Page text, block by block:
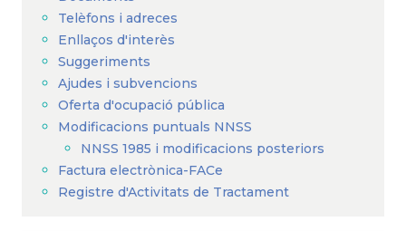
Telèfons i adreces
Enllaços d'interès
Suggeriments
Ajudes i subvencions
Oferta d'ocupació pública
Modificacions puntuals NNSS
NNSS 1985 i modificacions posteriors
Factura electrònica-FACe
Registre d'Activitats de Tractament